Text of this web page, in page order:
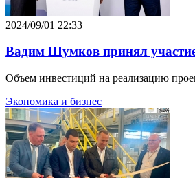
2024/09/01 22:33
Вадим Шумков принял
Объем инвестиций на реализацию
Экономика и бизнес